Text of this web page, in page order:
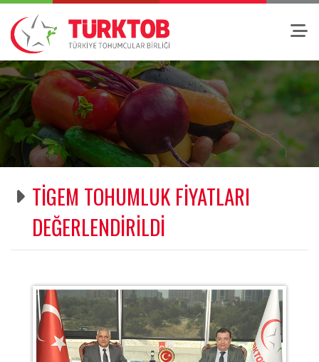
TİGEM TOHUMLUK FİYATLARI
DEĞERLENDİRİLDİ